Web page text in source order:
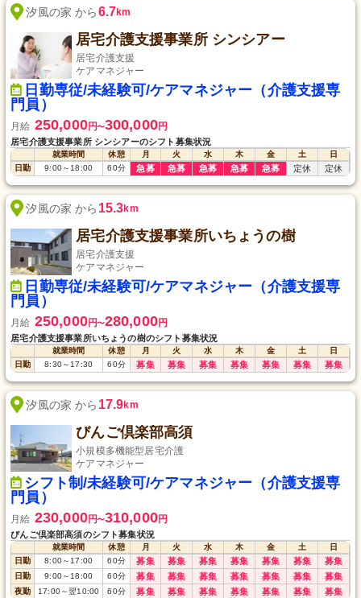
汐風の家 から6.7km
居宅介護支援事業所 シンシアー
居宅介護支援
ケアマネジャー
日勤専従/未経験可/ケアマネジャー（介護支援専
門員）
月給 250,000円〜300,000円
居宅介護支援事業所 シンシアーのシフト募集状況
就業時間 休憩 月 火 水 木 金 土
日
日勤
9:00～ 18:00 60分 急募 急募 急募 急募 急募 定休 定休
汐風の家 から 15.3km
居宅介護支援事業所いちょうの樹
居宅介護支援
ケアマネジャー
日勤専従/未経験可/ケアマネジャー（介護支援専
門員）
月給 250,000円〜280,000円
居宅介護支援事業所いちょうの樹のシフト募集状況
就業時間 休憩 月 火 水 木 金 土
日
日勤
8:30～ 17:30 60分 募集 募集 募集 募集 募集 募集 募集
汐風の家 から 17.9km
びんご倶楽部高須
小規模多機能型居宅介護
ケアマネジャー
シフト制/未経験可/ケアマネジャー（介護支援専
門員）
月給 230,000円〜310,000円
びんご倶楽部高須のシフト募集状況
就業時間 休憩 月 火 水 木 金 土
日
日勤
8:00～ 17:00 60分 募集 募集 募集 募集 募集 募集 募集
日勤 9:00～ 18:00 60分 募集 募集 募集 募集 募集 募集 募集
夜勤 17:00～翌10:00 60分 募集 募集 募集 募集 募集 募集 募集